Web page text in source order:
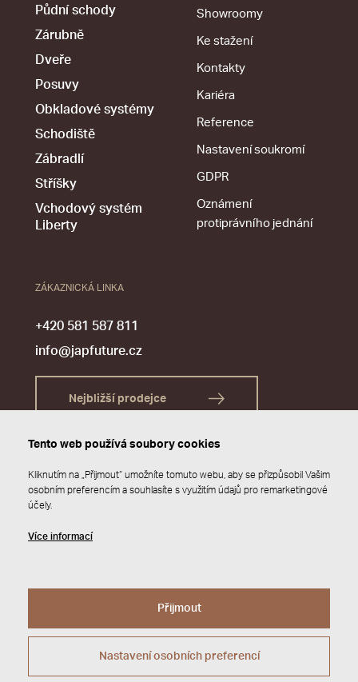
Půdní schody
Zárubně
Dveře
Posuvy
Obkladové systémy
Schodiště
Zábradlí
Stříšky
Vchodový systém
Liberty
Showroomy
Ke stažení
Kontakty
Kariéra
Reference
Nastavení soukromí
GDPR
Oznámení
protiprávního jednání
ZÁKAZNICKÁ LINKA
+420 581 587 811
info@japfuture.cz
Nejbližší prodejce
© 2026 JAP FUTURE s.r.o.
Zásady ochrany osobních údajů
Tento web používá soubory cookies
Kliknutím na „Přijmout“ umožníte tomuto webu, aby se přizpůsobil Vašim
osobním preferencím a souhlasíte s využitím údajů pro remarketingové
účely.
Více informací
Přijmout
Nastavení osobních preferencí